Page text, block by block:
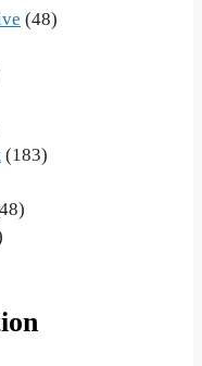
(48)
(183)